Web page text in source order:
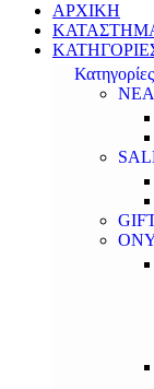
ΑΡΧΙΚΗ
Κατηγορίες